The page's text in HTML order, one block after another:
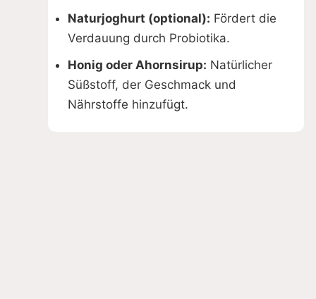
Naturjoghurt (optional): Fördert die
Verdauung durch Probiotika.
Honig oder Ahornsirup: Natürlicher
Süßstoff, der Geschmack und
Nährstoffe hinzufügt.